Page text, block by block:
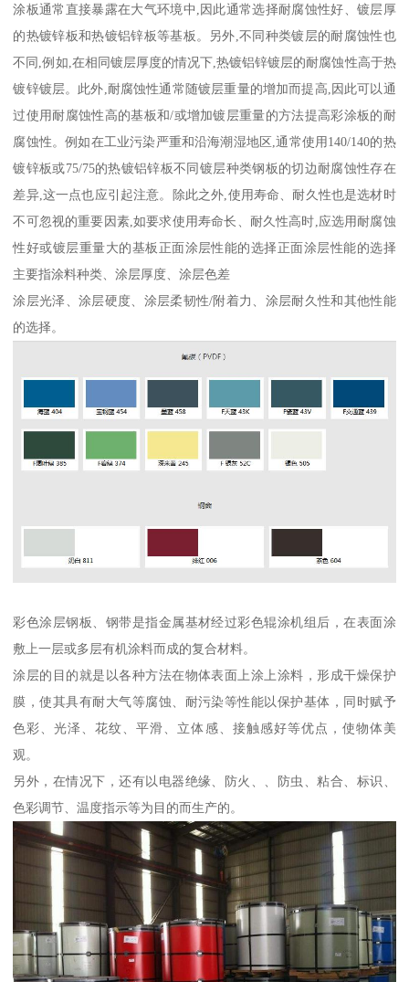
涂板通常直接暴露在大气环境中,因此通常选择耐腐蚀性好、镀层厚
的热镀锌板和热镀铝锌板等基板。另外,不同种类镀层的耐腐蚀性也
不同,例如,在相同镀层厚度的情况下,热镀铝锌镀层的耐腐蚀性高于热
镀锌镀层。此外,耐腐蚀性通常随镀层重量的增加而提高,因此可以通
过使用耐腐蚀性高的基板和/或增加镀层重量的方法提高彩涂板的耐
腐蚀性。例如在工业污染严重和沿海潮湿地区,通常使用140/140的热
镀锌板或75/75的热镀铝锌板不同镀层种类钢板的切边耐腐蚀性存在
差异,这一点也应引起注意。除此之外,使用寿命、耐久性也是选材时
不可忽视的重要因素,如要求使用寿命长、耐久性高时,应选用耐腐蚀
性好或镀层重量大的基板正面涂层性能的选择正面涂层性能的选择
主要指涂料种类、涂层厚度、涂层色差
涂层光泽、涂层硬度、涂层柔韧性/附着力、涂层耐久性和其他性能
的选择。
彩色涂层钢板、钢带是指金属基材经过彩色辊涂机组后，在表面涂
敷上一层或多层有机涂料而成的复合材料。
涂层的目的就是以各种方法在物体表面上涂上涂料，形成干燥保护
膜，使其具有耐大气等腐蚀、耐污染等性能以保护基体，同时赋予
色彩、光泽、花纹、平滑、立体感、接触感好等优点，使物体美
观。
另外，在情况下，还有以电器绝缘、防火、、防虫、粘合、标识、
色彩调节、温度指示等为目的而生产的。